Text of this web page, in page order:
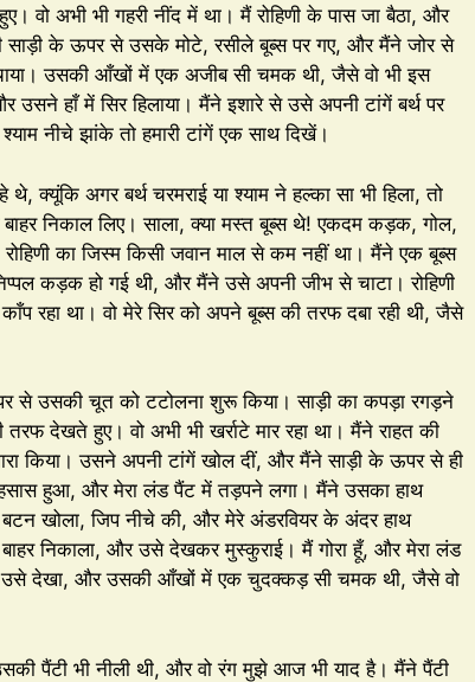
वो अभी भी गहरी नींद में था। मैं रोहिणी के पास जा बैठा, और
साड़ी के ऊपर से उसके मोटे, रसीले बूब्स पर गए, और मैंने जोर से
उसकी आँखों में एक अजीब सी चमक थी, जैसे वो भी इस
हाँ में सिर हिलाया। मैंने इशारे से उसे अपनी टांगें बर्थ पर
नीचे झांके तो हमारी टांगें एक साथ दिखें।
क्यूंकि अगर बर्थ चरमराई या श्याम ने हल्का सा भी हिला, तो
निकाल लिए। साला, क्या मस्त बूब्स थे! एकदम कड़क, गोल,
का जिस्म किसी जवान माल से कम नहीं था। मैंने एक बूब्स
कड़क हो गई थी, और मैंने उसे अपनी जीभ से चाटा। रोहिणी
रहा था। वो मेरे सिर को अपने बूब्स की तरफ दबा रही थी, जैसे
से उसकी चूत को टटोलना शुरू किया। साड़ी का कपड़ा रगड़ने
देखते हुए। वो अभी भी खर्राटे मार रहा था। मैंने राहत की
किया। उसने अपनी टांगें खोल दीं, और मैंने साड़ी के ऊपर से ही
हुआ, और मेरा लंड पैंट में तड़पने लगा। मैंने उसका हाथ
खोला, जिप नीचे की, और मेरे अंडरवियर के अंदर हाथ
निकाला, और उसे देखकर मुस्कुराई। मैं गोरा हूँ, और मेरा लंड
ने उसे देखा, और उसकी आँखों में एक चुदक्कड़ सी चमक थी, जैसे वो
पैंटी भी नीली थी, और वो रंग मुझे आज भी याद है। मैंने पैंटी